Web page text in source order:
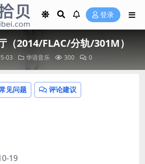
登录
（2014/FLAC/分轨/301M）
03 华语音乐 300 0
见问题 评论建议
19